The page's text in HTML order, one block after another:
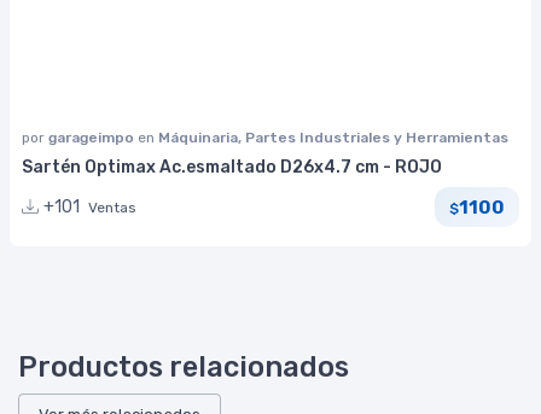
por garageimpo en Máquinaria, Partes Industriales y Herramientas
Sartén Optimax Ac.esmaltado D26x4.7 cm - ROJO
+101
Ventas $1100
Productos relacionados